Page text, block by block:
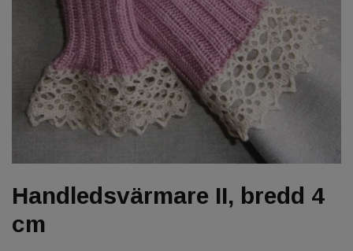
Handledsvärmare II, bredd 4
cm